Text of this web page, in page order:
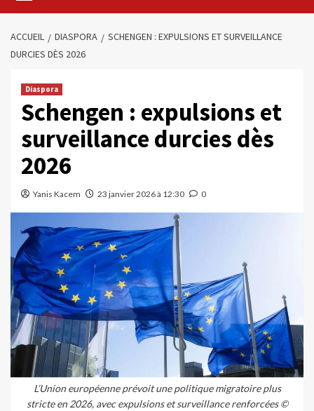
ACCUEIL DIASPORA
SCHENGEN : EXPULSIONS ET SURVEILLANCE
DURCIES DÈS 2026
Diaspora
Schengen : expulsions et
surveillance durcies dès
2026
Yanis Kacem 23 janvier 2026 à 12:30 0
L’Union européenne prévoit une politique migratoire plus
stricte en 2026, avec expulsions et surveillance renforcées ©